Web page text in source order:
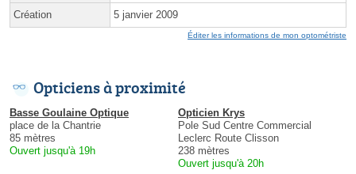
Création 5 janvier 2009
Éditer les informations de mon optométriste
Opticiens à proximité
Basse Goulaine Optique
place de la Chantrie
85 mètres
Ouvert jusqu'à 19h
Opticien Krys
Pole Sud Centre Commercial
Leclerc Route Clisson
238 mètres
Ouvert jusqu'à 20h